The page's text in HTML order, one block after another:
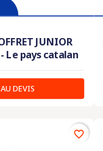
JUNIOR
- Le pays catalan
DEVIS
favorite_border